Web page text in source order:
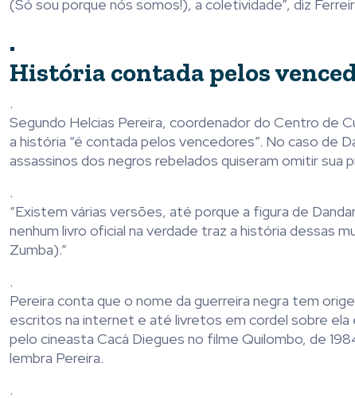
(Só sou porque nós somos!), a coletividade”, diz
.
História contada pelos
.
Segundo Helcias Pereira, coordenador do Centro de
a história “é contada pelos vencedores”. No caso de
assassinos dos negros rebelados quiseram omitir sua
.
“Existem várias versões, até porque a figura de
nenhum livro oficial na verdade traz a história dessas
Zumba).”
.
Pereira conta que o nome da guerreira negra tem
escritos na internet e até livretos em cordel sobre ela
pelo cineasta Cacá Diegues no filme Quilombo, de
lembra Pereira.
.